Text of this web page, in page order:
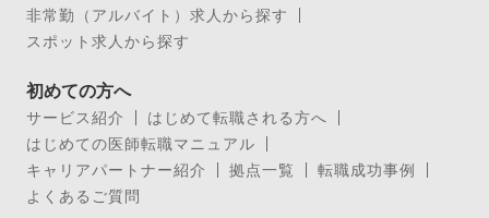
非常勤（アルバイト）求人から探す
スポット求人から探す
初めての方へ
サービス紹介
はじめて転職される方へ
はじめての医師転職マニュアル
キャリアパートナー紹介
拠点一覧
転職成功事例
よくあるご質問